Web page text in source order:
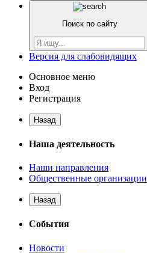
Поиск по сайту
Версия для слабовидящих
Основное меню
Вход
Регистрация
Назад
Наша деятельность
Наши направления
Общественные организации
Назад
События
Новости